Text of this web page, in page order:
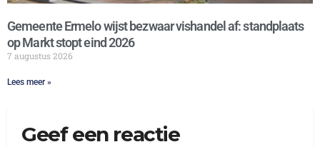
Gemeente Ermelo wijst bezwaar vishandel af: standplaats
op Markt stopt eind 2026
7 augustus 2026
Lees meer »
Geef een reactie